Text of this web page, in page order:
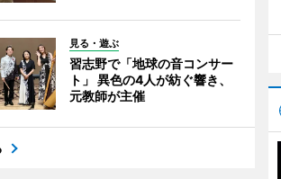
見る・遊ぶ
習志野で「地球の音コンサー
ト」 異色の4人が紡ぐ響き、
元教師が主催